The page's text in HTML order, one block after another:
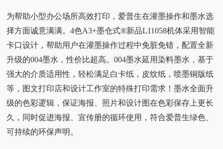
为帮助小型办公场所高效打印，爱普生在灌墨操作和墨水选
择方面诚意满满。4色A3+墨仓式®新品L11058机体采用智能
卡口设计，帮助用户在灌墨操作过程中免脏免错，配置全新
升级的004墨水，性价比超高。004墨水延用染料墨水，基于
强大的介质适用性，轻松满足白卡纸，皮纹纸，喷墨铜版纸
等，图文打印店和设计工作室的特殊打印需求！墨水全面升
级的色彩逻辑，保证海报、照片和设计图在色彩保存上更长
久，同时促进海报、宣传册的循环使用，符合爱普生绿色、
可持续的环保声明。